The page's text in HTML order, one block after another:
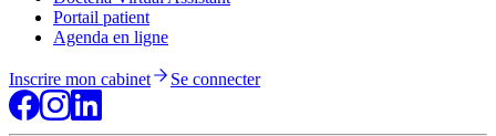
Portail patient
Agenda en ligne
Inscrire mon cabinet Se connecter